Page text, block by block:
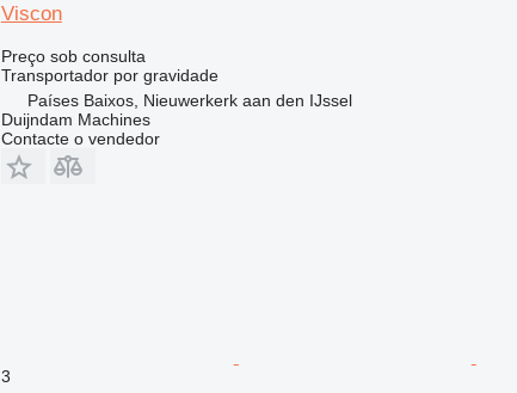
Viscon
Preço sob consulta
Transportador por gravidade
Países Baixos, Nieuwerkerk aan den IJssel
Duijndam Machines
Contacte o vendedor
3